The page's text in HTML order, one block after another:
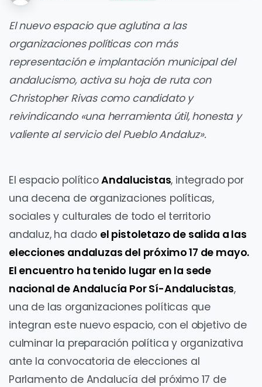
El nuevo espacio que aglutina a las
organizaciones políticas con más
representación e implantación municipal del
andalucismo, activa su hoja de ruta con
Christopher Rivas como candidato y
reivindicando «una herramienta útil, honesta y
valiente al servicio del Pueblo Andaluz».
El espacio políticoAndalucistas, integrado por
una decena de organizaciones políticas,
sociales y culturales de todo el territorio
andaluz, ha dado el pistoletazo de salida a las
elecciones andaluzas del próximo 17 de mayo.
El encuentro ha tenido lugar en la sede
nacional de Andalucía Por Sí-Andalucistas,
una de las organizaciones políticas que
integran este nuevo espacio, con el objetivo de
culminar la preparación política y organizativa
ante la convocatoria de elecciones al
Parlamento de Andalucía del próximo 17 de